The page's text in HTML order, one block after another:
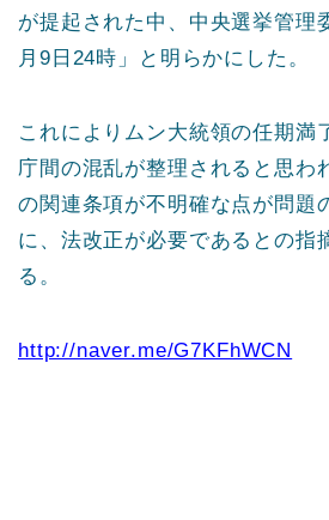
が提起された中、中央選挙管理
月9日24時」と明らかにした。
これによりムン大統領の任期満
庁間の混乱が整理されると思わ
の関連条項が不明確な点が問題
に、法改正が必要であるとの指
る。
http://naver.me/G7KFhWCN